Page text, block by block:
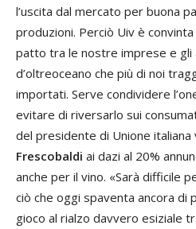
l’uscita dal mercato per buona
produzioni. Perciò Uiv è
patto tra le nostre imprese e gli
d’oltreoceano che più di noi
importati. Serve condividere
evitare di riversarlo sui
del presidente di Unione italiana
Frescobaldi ai dazi al 20%
anche per il vino. «Sarà difficile
ciò che oggi spaventa ancora di
gioco al rialzo davvero esiziale